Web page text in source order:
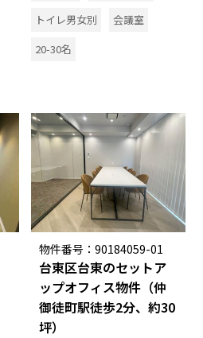
トイレ男女別
会議室
20-30名
物件番号：90184059-01
台東区台東のセットア
ップオフィス物件（仲
御徒町駅徒歩2分、約30
坪）